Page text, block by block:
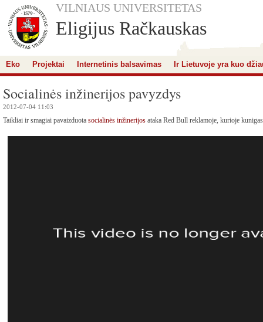
VILNIAUS UNIVERSITETAS
Eligijus Račkauskas
Eko Projektai Internetinis balsavimas Ir Lietuvoje yra kuo
Socialinės inžinerijos pavyzdys
2012-07-04 11:03
Taikliai ir smagiai pavaizduota socialinės inžinerijos ataka Red Bull reklamoje, kurioje